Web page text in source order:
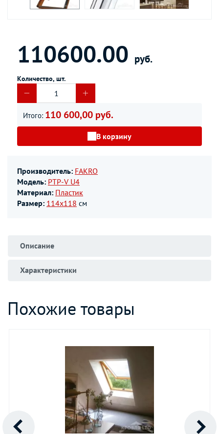
110600.00 руб.
Количество, шт.
Итого: 110 600,00 руб.
В корзину
Производитель: FAKRO
Модель: PTP-V U4
Материал: Пластик
Размер: 114х118 см
Описание
Характеристики
Похожие товары